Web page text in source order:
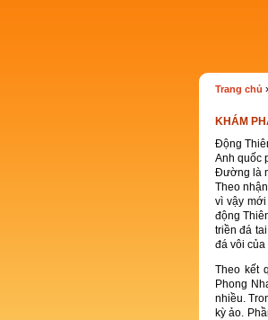
Trang chủ
KHÁM
Ðộng
Anh quốc
Ðường là
Theo
vì vậy
động
triền đá
đá vôi
Theo kết
Phong
nhiều.
kỳ ảo.